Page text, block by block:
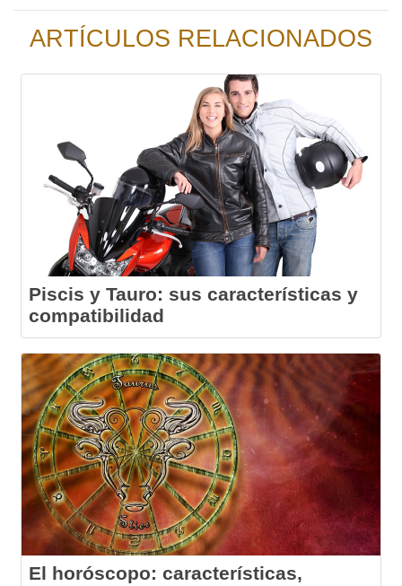
ARTÍCULOS RELACIONADOS
Piscis y Tauro: sus características y
compatibilidad
El horóscopo: características,